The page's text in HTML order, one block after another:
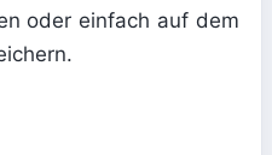
oder einfach auf dem